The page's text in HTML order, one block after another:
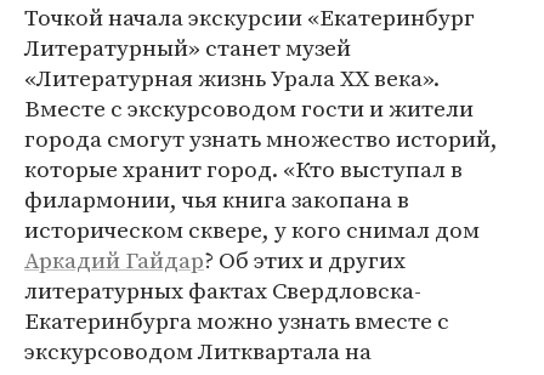
Точкой начала экскурсии «Екатеринбург
Литературный» станет музей
«Литературная жизнь Урала XX века».
Вместе с экскурсоводом гости и жители
города смогут узнать множество историй,
которые хранит город. «Кто выступал в
филармонии, чья книга закопана в
историческом сквере, у кого снимал дом
Аркадий Гайдар? Об этих и других
литературных фактах Свердловска-
Екатеринбурга можно узнать вместе с
экскурсоводом Литквартала на